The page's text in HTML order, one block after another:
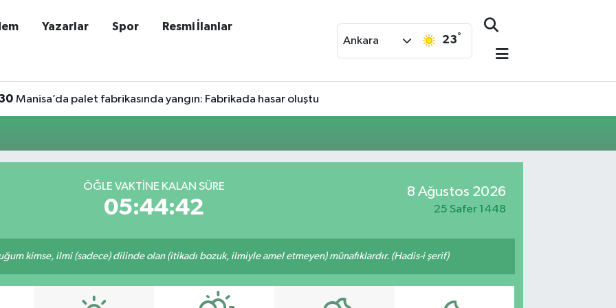
Yazarlar Spor Resmi İlanlar
Ankara 23°
Manisa’da palet fabrikasında yangın: Fabrikada hasar oluştu
ÖĞLE VAKTINE KALAN SÜRE
05:44:42
8 Ağustos 2026
25 Safer 1448
kimse, ilmi (sadece) dilinde olan (itikadı bozuk, ilmiyle amel etmeyen) münafıklardır. (Hadis-i şerif)